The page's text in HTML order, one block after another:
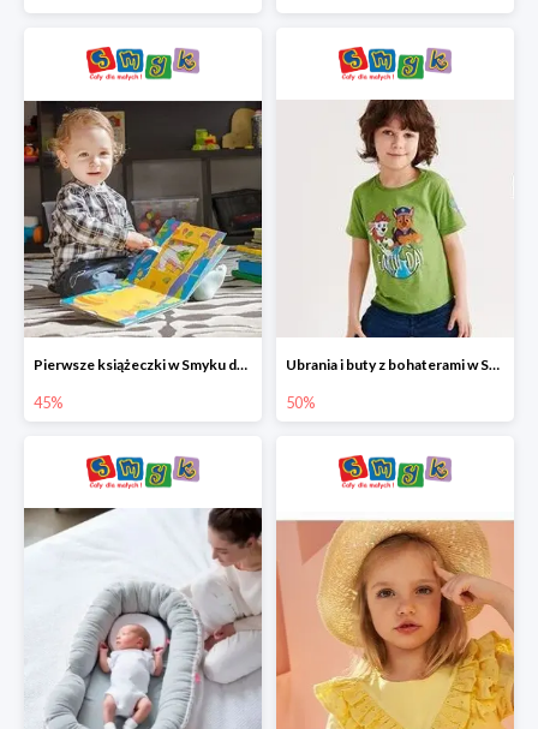
Pierwsze książeczki w Smyku do -45%
45%
Ubrania i buty z bohaterami w Smyku do -50%
50%